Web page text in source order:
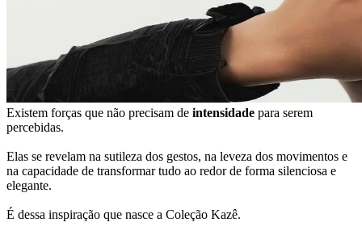
Existem forças que não precisam de intensidade para serem
percebidas.
Elas se revelam na sutileza dos gestos, na leveza dos movimentos e
na capacidade de transformar tudo ao redor de forma silenciosa e
elegante.
É dessa inspiração que nasce a Coleção Kazê.